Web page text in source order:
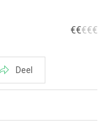
€€€€€
Deel